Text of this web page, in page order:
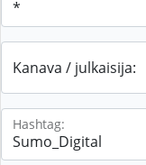
Kanava / julkaisija:
Hashtag: